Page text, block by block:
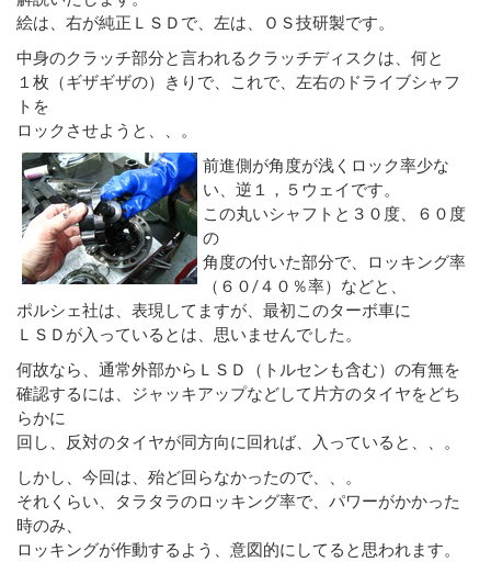
絵は、右が純正ＬＳＤで、左は、ＯＳ技研製です。
中身のクラッチ部分と言われるクラッチディスクは、何と
１枚（ギザギザの）きりで、これで、左右のドライブシャフ
トを
ロックさせようと、、。
前進側が角度が浅くロック率少な
い、逆１，５ウェイです。
この丸いシャフトと３０度、６０度
の
角度の付いた部分で、ロッキング率
（６０/４０％率）などと、
ポルシェ社は、表現してますが、最初このターボ車に
ＬＳＤが入っているとは、思いませんでした。
何故なら、通常外部からＬＳＤ（トルセンも含む）の有無を
確認するには、ジャッキアップなどして片方のタイヤをどち
らかに
回し、反対のタイヤが同方向に回れば、入っていると、、。
しかし、今回は、殆ど回らなかったので、、。
それくらい、タラタラのロッキング率で、パワーがかかった
時のみ、
ロッキングが作動するよう、意図的にしてると思われます。